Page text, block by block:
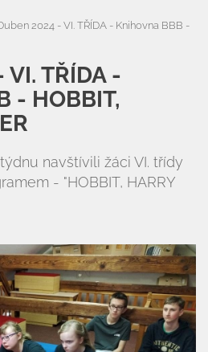
roku
2024 - VI. TŘÍDA - Knihovna BBB -
TŘÍDA -
- HOBBIT,
navštívili žáci VI. třídy
- "HOBBIT, HARRY